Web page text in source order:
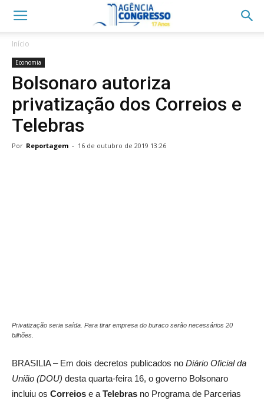
Início
Economia
Bolsonaro autoriza
privatização dos Correios e
Telebras
Por Reportagem - 16 de outubro de 2019 13:26
Privatização seria saída. Para tirar empresa do buraco serão necessários 20
bilhões.
BRASILIA – Em dois decretos publicados no Diário Oficial da
União (DOU) desta quarta-feira 16, o governo Bolsonaro
incluiu os Correios e a Telebras no Programa de Parcerias